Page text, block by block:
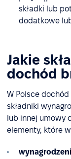
składki lub
dodatkowe
Jakie
dochód
W Polsce
składniki
lub innej umowy
elementy, które